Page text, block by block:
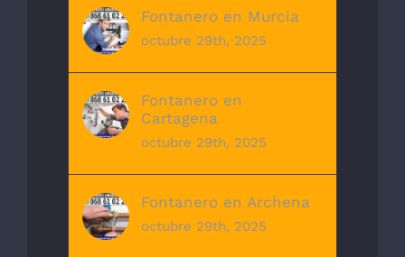
Fontanero en Murcia
octubre 29th, 2025
Fontanero en
Cartagena
octubre 29th, 2025
Fontanero en Archena
octubre 29th, 2025